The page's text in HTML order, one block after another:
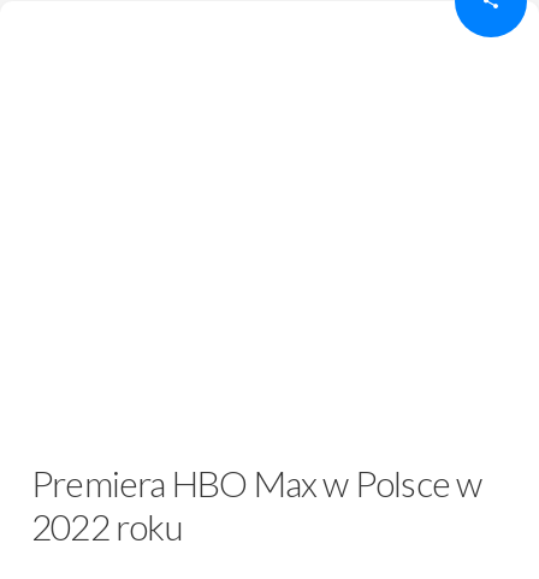
Premiera HBO Max w Polsce w
2022 roku